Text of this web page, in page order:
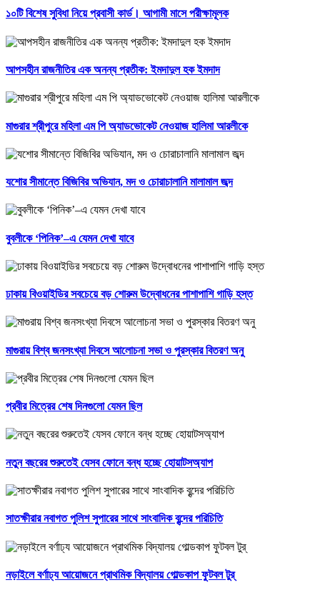
১০টি বিশেষ সুবিধা নিয়ে প্রবাসী কার্ড। আগামী মাসে পরীক্ষামূলক
আপসহীন রাজনীতির এক অনন্য প্রতীক: ইমদাদুল হক ইমদাদ
মাগুরার শ্রীপুরে মহিলা এম পি অ্যাডভোকেট নেওয়াজ হালিমা আরলীকে
যশোর সীমান্তে বিজিবির অভিযান, মদ ও চোরাচালানি মালামাল জব্দ
বুবলীকে ‘পিনিক’–এ যেমন দেখা যাবে
ঢাকায় বিওয়াইডির সবচেয়ে বড় শোরুম উদ্বোধনের পাশাপাশি গাড়ি হস্ত
মাগুরায় বিশ্ব জনসংখ্যা দিবসে আলোচনা সভা ও পুরস্কার বিতরণ অনু
প্রবীর মিত্রের শেষ দিনগুলো যেমন ছিল
নতুন বছরের শুরুতেই যেসব ফোনে বন্ধ হচ্ছে হোয়াটসঅ্যাপ
সাতক্ষীরার নবাগত পুলিশ সুপারের সাথে সাংবাদিক বৃন্দের পরিচিতি
নড়াইলে বর্ণাঢ্য আয়োজনে প্রাথমিক বিদ্যালয় গোল্ডকাপ ফুটবল টুর্